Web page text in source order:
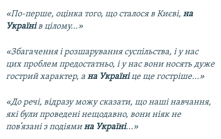
«По-перше, оцінка того, що сталося в Києві, на
Українів цілому...»
«Збагачення і розшарування суспільства, і у нас
цих проблем предостатньо, і у нас вони носять дуже
гострий характер, а на Україніце ще гостріше...»
«До речі, відразу можу сказати, що наші навчання,
які були проведені нещодавно, вони ніяк не
пов’язані з подіямина Україні...»